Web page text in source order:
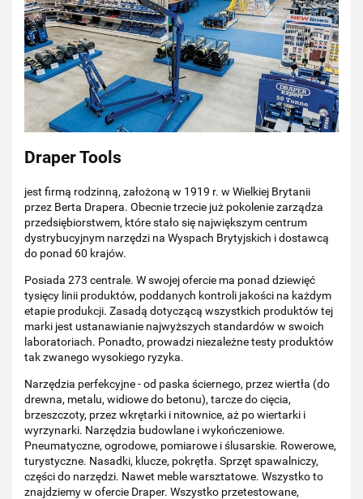
Draper Tools
jest firmą rodzinną, założoną w 1919 r. w Wielkiej Brytanii
przez Berta Drapera. Obecnie trzecie już pokolenie zarządza
przedsiębiorstwem, które stało się największym centrum
dystrybucyjnym narzędzi na Wyspach Brytyjskich i dostawcą
do ponad 60 krajów.
Posiada 273 centrale. W swojej ofercie ma ponad dziewięć
tysięcy linii produktów, poddanych kontroli jakości na każdym
etapie produkcji. Zasadą dotyczącą wszystkich produktów tej
marki jest ustanawianie najwyższych standardów w swoich
laboratoriach. Ponadto, prowadzi niezależne testy produktów
tak zwanego wysokiego ryzyka.
Narzędzia perfekcyjne - od paska ściernego, przez wiertła (do
drewna, metalu, widiowe do betonu), tarcze do cięcia,
brzeszczoty, przez wkrętarki i nitownice, aż po wiertarki i
wyrzynarki. Narzędzia budowlane i wykończeniowe.
Pneumatyczne, ogrodowe, pomiarowe i ślusarskie. Rowerowe,
turystyczne. Nasadki, klucze, pokrętła. Sprzęt spawalniczy,
części do narzędzi. Nawet meble warsztatowe. Wszystko to
znajdziemy w ofercie Draper. Wszystko przetestowane,